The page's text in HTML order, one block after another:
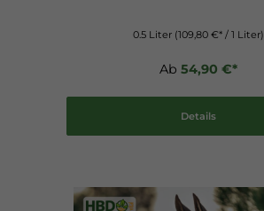
0.5 Liter (109,80 €* / 1 Liter)
Ab 54,90 €*
Details